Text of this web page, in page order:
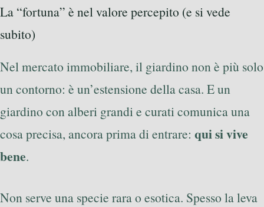
La “fortuna” è nel valore percepito (e si vede
subito)
Nel mercato immobiliare, il giardino non è più solo
un contorno: è un’estensione della casa. E un
giardino con alberi grandi e curati comunica una
cosa precisa, ancora prima di entrare: qui si vive
bene.
Non serve una specie rara o esotica. Spesso la leva